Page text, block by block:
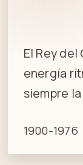
El Rey
energía
siempre
1900-1976